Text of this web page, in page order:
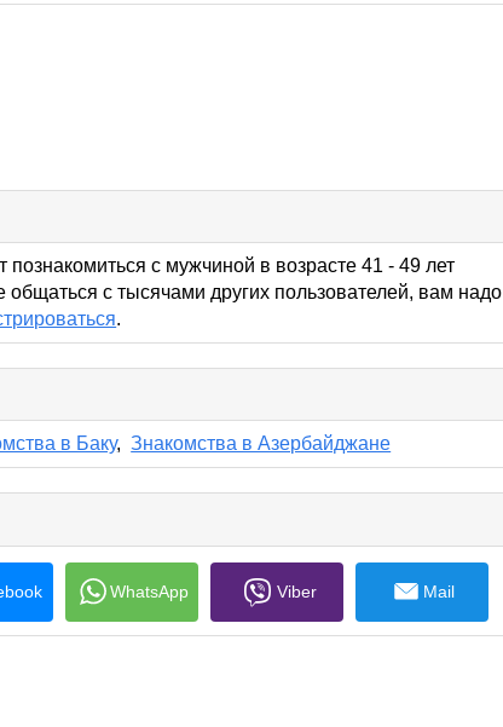
познакомиться с мужчиной в возрасте 41 - 49 лет
с тысячами других пользователей, вам надо
.
в Баку,Знакомства в Азербайджане
WhatsApp Viber Mail